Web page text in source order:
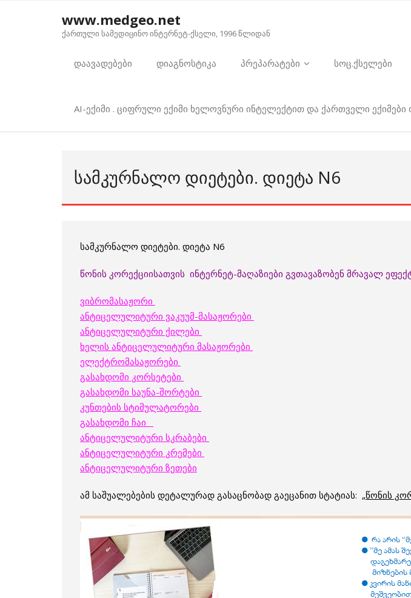
www.medgeo.net
ქართული სამედიცინო ინტერნეტ-ქსელი, 1996 წლიდან
დაავადებები დიაგნოსტიკა პრეპარატები სოც.ქსელები
AI-ექიმი . ციფრული ექიმი ხელოვნური ინტელექტით და ქართველი
ᲡᲐᲛᲙᲣᲠᲜᲐᲚᲝ ᲓᲘᲔᲢᲔᲑᲘ. ᲓᲘᲔᲢᲐ N6
სამკურნალო დიეტები. დიეტა N6
წონის კორექციისათვის ინტერნეტ-მაღაზიები გვთავაზობენ მრავალ
ვიბრომასაჟორი
ანტიცელულიტური ვაკუუმ-მასაჟორები
ანტიცელულიტური ქილები
ხელის ანტიცელულიტური მასაჟორები
ელექტრომასაჟორები
გასახდომი კორსეტები
გასახდომი საუნა-შორტები
კუნთების სტიმულატორები
გასახდომი ჩაი
ანტიცელულიტური სკრაბები
ანტიცელულიტური კრემები
ანტიცელულიტური ზეთები
ამ საშუალებების დეტალურად გასაცნობად გაეცანით სტატიას: „წონის